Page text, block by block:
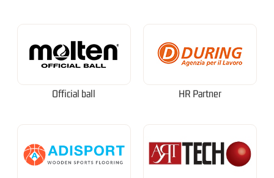
Official ball HR Partner